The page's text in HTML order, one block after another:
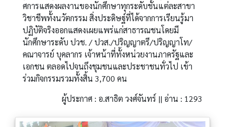
ศการแสดงผลงานของนักศึกษาทุกระดับชั้นแต่ละสาขา
วิชาชีพทั้งนวัตกรรม สิ่งประดิษฐ์ที่ได้จากการเรียนรู้มา
ปฏิบัติจริงออกแสดงเผยแพร่แก่สาธารณชนโดยมี
นักศึกษาระดับ ปวช. / ปวส./ปริญญาตรี/ปริญญาโท/
คณาจารย์ บุคลากร เจ้าหน้าที่ทั้งหน่วยงานภาครัฐและ
เอกชน ตลอดไปจนถึงชุมชนและประชาชนทั่วไป เข้า
ร่วมกิจกรรมรวมทั้งสิ้น 3,700 คน
ผู้ประกาศ : อ.สาธิต วงศ์จันทร์ || อ่าน : 1293